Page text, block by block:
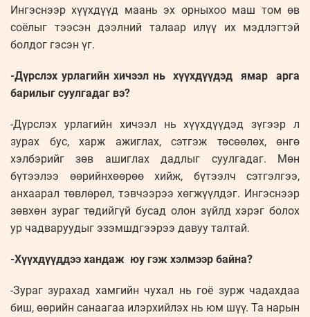
Ингэснээр хүүхдүүд маань эх орныхоо маш том өв
соёлыг тээсэн дээлний талаар илүү их мэдлэгтэй
болдог гэсэн үг.
-Дүрслэх урлагийн хичээл нь хүүхдүүдэд ямар арга
барилыг суулгадаг вэ?
-Дүрслэх урлагийн хичээл нь хүүхдүүдэд зүгээр л
зурах бус, харж ажиглах, сэтгэж төсөөлөх, өнгө
хэлбэрийг зөв ашиглах дадлыг суулгадаг. Мөн
бүтээлээ өөрийнхөөрөө хийж, бүтээлч сэтгэлгээ,
анхаарал төвлөрөл, тэвчээрээ хөгжүүлдэг. Ингэснээр
зөвхөн зураг төдийгүй бусад олон зүйлд хэрэг болох
ур чадваруудыг эзэмшдгээрээ давуу талтай.
-Хүүхдүүддээ хандаж юу гэж хэлмээр байна?
-Зураг зурахад хамгийн чухал нь гоё зурж чадахдаа
биш, өөрийн санаагаа илэрхийлэх нь юм шүү. Та нарын